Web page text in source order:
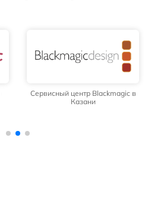
Сервисный центр Blackmagic в
Казани